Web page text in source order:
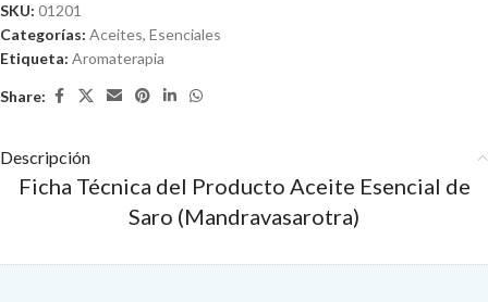
SKU: 01201
Categorías: Aceites, Esenciales
Etiqueta: Aromaterapia
Share:
Descripción
Ficha Técnica del Producto Aceite Esencial de
Saro (Mandravasarotra)